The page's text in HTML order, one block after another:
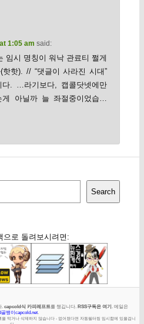
1:05 am said:
임시 명칭이 워낙 관료티 쩔게
핫). // “댓글이 사라진 시대”
다. …라기보다, 캡콜닷넷에만
게 아닐까 늘 좌절중이었습…
Search
으로 돌려보시려면:
capcold식 카피레프트를 챙깁니다. RSS구독은 여기 . 메일은
골뱅이capcold.net
막거나 삭제하지 않습니다 - 없어졌다면 자동필터링 임시함에 있을겁니